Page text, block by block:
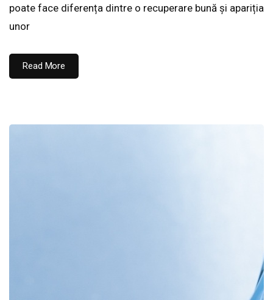
poate face diferența dintre o recuperare bună și apariția
unor
Read More